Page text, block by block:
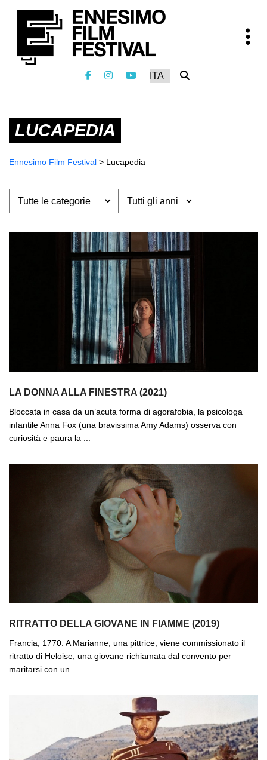
LUCAPEDIA
Ennesimo Film Festival > Lucapedia
LA DONNA ALLA FINESTRA (2021)
Bloccata in casa da un’acuta forma di agorafobia, la psicologa
infantile Anna Fox (una bravissima Amy Adams) osserva con
curiosità e paura la ...
RITRATTO DELLA GIOVANE IN FIAMME (2019)
Francia, 1770. A Marianne, una pittrice, viene commissionato il
ritratto di Heloise, una giovane richiamata dal convento per
maritarsi con un ...